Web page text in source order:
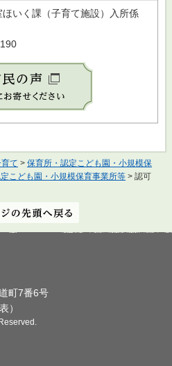
いく課（子育て施設）入所係
て > 保育所・認定こども園・小規模保
こども園・小規模保育事業所等 > 認可
町7番6号
）